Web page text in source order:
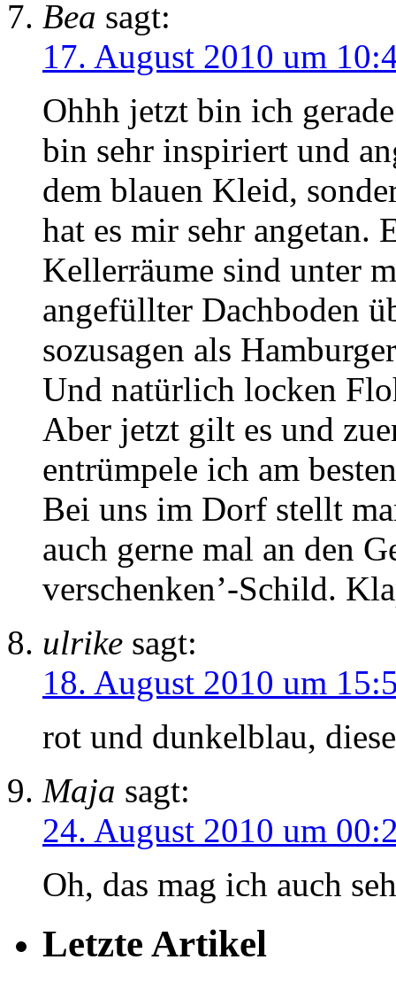
Bea sagt:
17. August 2010 um
Ohhh jetzt bin ich
bin sehr inspiriert und
dem blauen Kleid,
hat es mir sehr angetan.
Kellerräume sind unter
angefüllter Dachboden
sozusagen als
Und natürlich locken
Aber jetzt gilt es und
entrümpele ich am
Bei uns im Dorf stellt
auch gerne mal an den
verschenken’-Schild.
ulrike sagt:
18. August 2010 um
rot und dunkelblau,
Maja sagt:
24. August 2010 um
Oh, das mag ich auch
Letzte Artikel